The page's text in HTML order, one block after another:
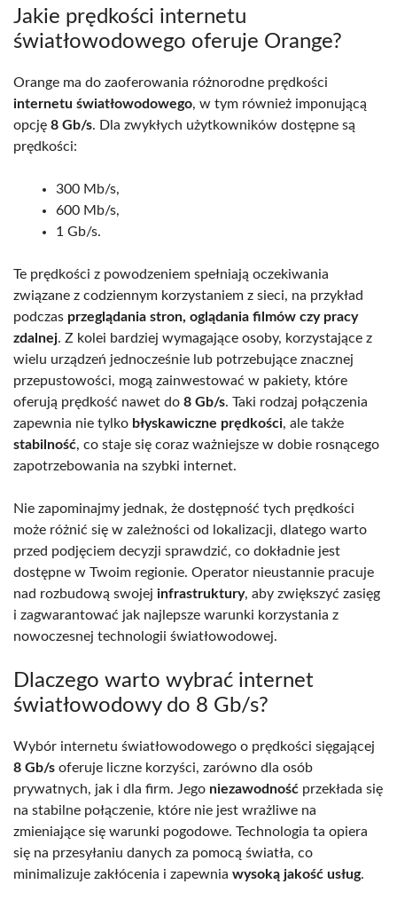
Jakie prędkości internetu
światłowodowego oferuje Orange?
Orange ma do zaoferowania różnorodne prędkości
internetu światłowodowego, w tym również imponującą
opcję 8 Gb/s. Dla zwykłych użytkowników dostępne są
prędkości:
300 Mb/s,
600 Mb/s,
1 Gb/s.
Te prędkości z powodzeniem spełniają oczekiwania
związane z codziennym korzystaniem z sieci, na przykład
podczas przeglądania stron, oglądania filmów czy pracy
zdalnej. Z kolei bardziej wymagające osoby, korzystające z
wielu urządzeń jednocześnie lub potrzebujące znacznej
przepustowości, mogą zainwestować w pakiety, które
oferują prędkość nawet do 8 Gb/s. Taki rodzaj połączenia
zapewnia nie tylko błyskawiczne prędkości, ale także
stabilność, co staje się coraz ważniejsze w dobie rosnącego
zapotrzebowania na szybki internet.
Nie zapominajmy jednak, że dostępność tych prędkości
może różnić się w zależności od lokalizacji, dlatego warto
przed podjęciem decyzji sprawdzić, co dokładnie jest
dostępne w Twoim regionie. Operator nieustannie pracuje
nad rozbudową swojej infrastruktury, aby zwiększyć zasięg
i zagwarantować jak najlepsze warunki korzystania z
nowoczesnej technologii światłowodowej.
Dlaczego warto wybrać internet
światłowodowy do 8 Gb/s?
Wybór internetu światłowodowego o prędkości sięgającej
8 Gb/s oferuje liczne korzyści, zarówno dla osób
prywatnych, jak i dla firm. Jego niezawodność przekłada się
na stabilne połączenie, które nie jest wrażliwe na
zmieniające się warunki pogodowe. Technologia ta opiera
się na przesyłaniu danych za pomocą światła, co
minimalizuje zakłócenia i zapewnia wysoką jakość usług.